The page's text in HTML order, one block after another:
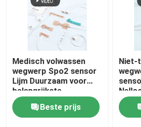
Medisch volwassen
wegwerp Spo2 sensor
Lijm Duurzaam voor
belangrijkste
merkmonitors
Beste prijs
Niet-